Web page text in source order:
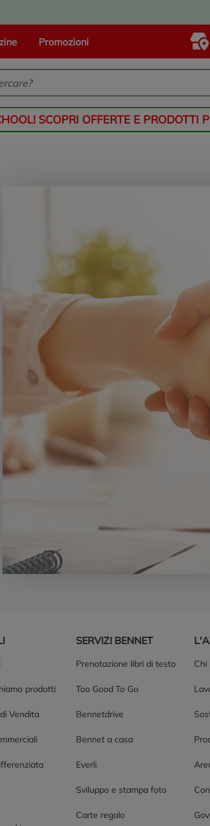
Promozioni
SCOPRI OFFERTE E PRODOTTI
prodotti
Vendita
SERVIZI BENNET
Prenotazione libri di testo
Too Good To Go
Bennetdrive
Bennet a casa
Everli
Sviluppo e stampa foto
Carte regalo
Chi